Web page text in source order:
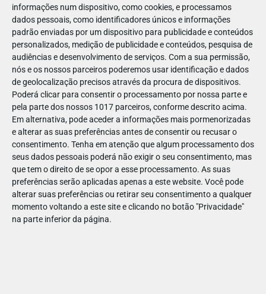
informações num dispositivo, como cookies, e processamos
dados pessoais, como identificadores únicos e informações
padrão enviadas por um dispositivo para publicidade e conteúdos
personalizados, medição de publicidade e conteúdos, pesquisa de
audiências e desenvolvimento de serviços. Com a sua permissão,
nós e os nossos parceiros poderemos usar identificação e dados
de geolocalização precisos através da procura de dispositivos.
Poderá clicar para consentir o processamento por nossa parte e
pela parte dos nossos 1017 parceiros, conforme descrito acima.
Em alternativa, pode aceder a informações mais pormenorizadas
e alterar as suas preferências antes de consentir ou recusar o
consentimento. Tenha em atenção que algum processamento dos
seus dados pessoais poderá não exigir o seu consentimento, mas
que tem o direito de se opor a esse processamento. As suas
preferências serão aplicadas apenas a este website. Você pode
alterar suas preferências ou retirar seu consentimento a qualquer
momento voltando a este site e clicando no botão "Privacidade"
na parte inferior da página.
23
847721612658023